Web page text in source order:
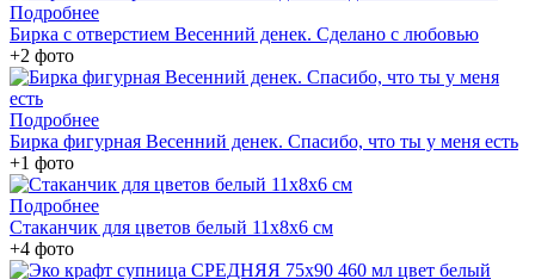
Подробнее
Бирка с отверстием Весенний денек. Сделано с любовью
+2 фото
Подробнее
Бирка фигурная Весенний денек. Спасибо, что ты у меня есть
+1 фото
Подробнее
Стаканчик для цветов белый 11х8х6 см
+4 фото